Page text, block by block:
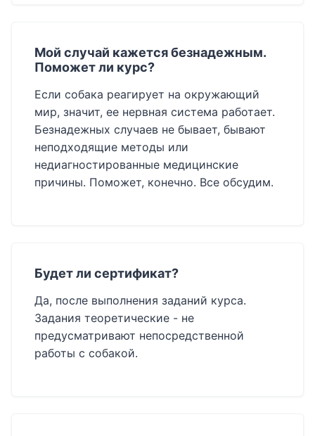
Мой случай кажется безнадежным.
Поможет ли курс?
Если собака реагирует на окружающий
мир, значит, ее нервная система работает.
Безнадежных случаев не бывает, бывают
неподходящие методы или
недиагностированные медицинские
причины. Поможет, конечно. Все обсудим.
Будет ли сертификат?
Да, после выполнения заданий курса.
Задания теоретические - не
предусматривают непосредственной
работы с собакой.